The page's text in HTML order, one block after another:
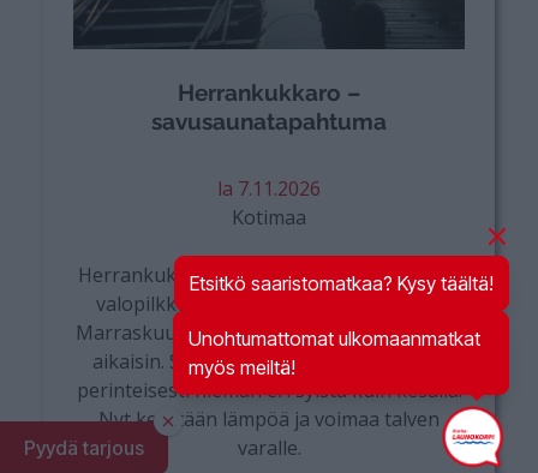
Etsitkö saaristomatkaa? Kysy täältä!
Unohtumattomat ulkomaanmatkat
myös meiltä!
Pyydä tarjous
Herrankukkaro –
savusaunatapahtuma
la 7.11.2026
Kotimaa
Herrankukkaron savusaunatapahtuma on
valopilkku rauhoittuvassa saaristossa.
Marraskuu on jo pitkällä ja illat hämärtyvät
aikaisin. Sauna lämpiää edelleen, mutta
perinteisesti hieman eri syistä kuin kesällä.
Nyt kerätään lämpöä ja voimaa talven
varalle.